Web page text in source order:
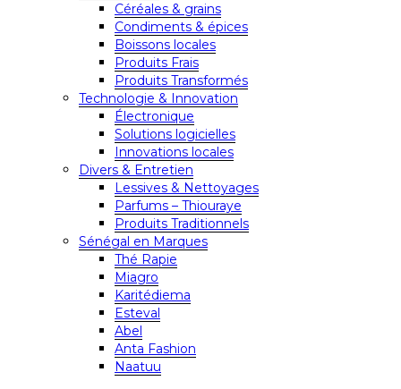
Céréales & grains
Condiments & épices
Boissons locales
Produits Frais
Produits Transformés
Technologie & Innovation
Électronique
Solutions logicielles
Innovations locales
Divers & Entretien
Lessives & Nettoyages
Parfums – Thiouraye
Produits Traditionnels
Sénégal en Marques
Thé Rapie
Miagro
Karitédiema
Esteval
Abel
Anta Fashion
Naatuu